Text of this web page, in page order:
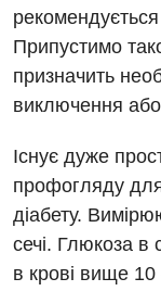
Акушерство і
Алергологія,
Андрологія
Безоплатні
Вакцинація
Відділення
Відділення
Педіатричне
Терапевтичне
Урологічне
Хірургічне
Швидка
Російська
Припустимо
призначить
виключення або
Існує дуже
профогляду
діабету.
сечі. Глюкоза в
в крові вище